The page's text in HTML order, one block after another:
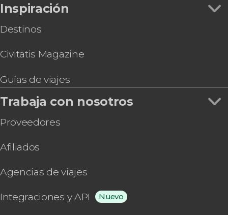
Inspiración
Destinos
Civitatis Magazine
Guías de viajes
Trabaja con nosotros
Proveedores
Afiliados
Agencias de viajes
Integraciones y API Nuevo